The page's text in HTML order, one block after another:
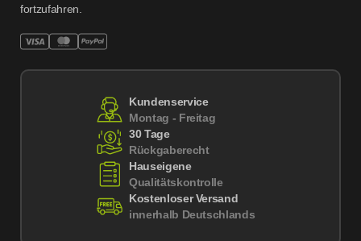
fortzufahren.
Kundenservice
Montag - Freitag
30 Tage
Rückgaberecht
Hauseigene
Qualitätskontrolle
Kostenloser Versand
innerhalb Deutschlands